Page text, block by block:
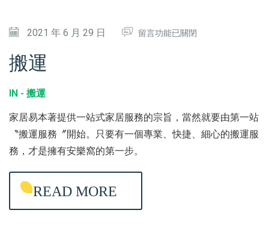
2021 年 6 月 29 日
在
中
留言功能已關閉
搬運
IN - 搬運
家居易本著提供一站式家居服務的宗旨，當然就要由第一站
〝搬運服務〞開始。只要有一個專業、快捷、細心的搬運服
務，才是擁有安樂窩的第一步。
READ MORE